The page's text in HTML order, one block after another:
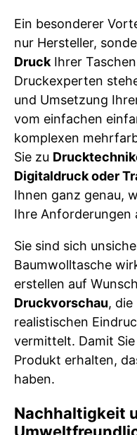
Ein besonderer
nur Hersteller,
DruckIhrer
Druckexperten
und Umsetzung
vom einfachen
komplexen
Sie zu
Digitaldruck oder
Ihnen ganz genau,
Ihre Anforderungen
Sie sind sich
Baumwolltasche
erstellen auf
Druckvorschau, die
realistischen
vermittelt. Damit
Produkt erhalten,
haben.
Nachhaltigkeit